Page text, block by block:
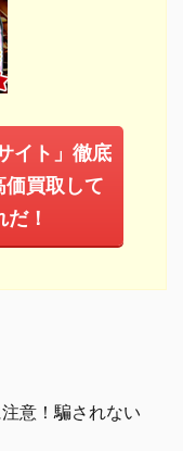
イト」徹底
買取して
！
意！騙されない